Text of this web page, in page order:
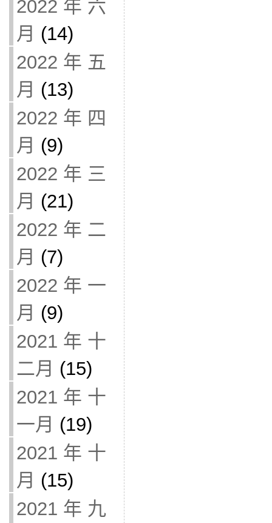
2022 年 六
月 (14)
2022 年 五
月 (13)
2022 年 四
月 (9)
2022 年 三
月 (21)
2022 年 二
月 (7)
2022 年 一
月 (9)
2021 年 十
二月 (15)
2021 年 十
一月 (19)
2021 年 十
月 (15)
2021 年 九